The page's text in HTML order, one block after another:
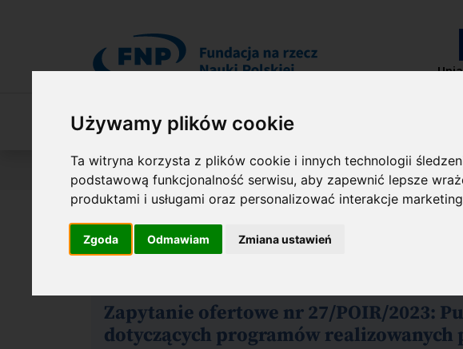
Używamy plików cookie
Ta witryna korzysta z plików cookie i innych technologii
podstawową funkcjonalność serwisu,aby zapewnić lepsze
produktami i usługami oraz personalizować interakcje
Zgoda Odmawiam Zmiana ustawień
O Fundacji Nasza oferta
Jesteś tutaj:
O Fundacji Zamówienia publiczne
Zamówienia udzielane w
Zapytanie ofertowe nr 27/POIR/2023:
dotyczących programów realizowanych